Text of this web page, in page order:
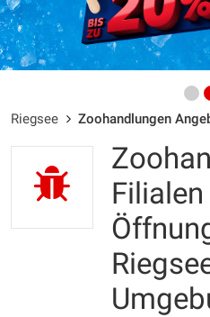
Riegsee Zoohandlungen